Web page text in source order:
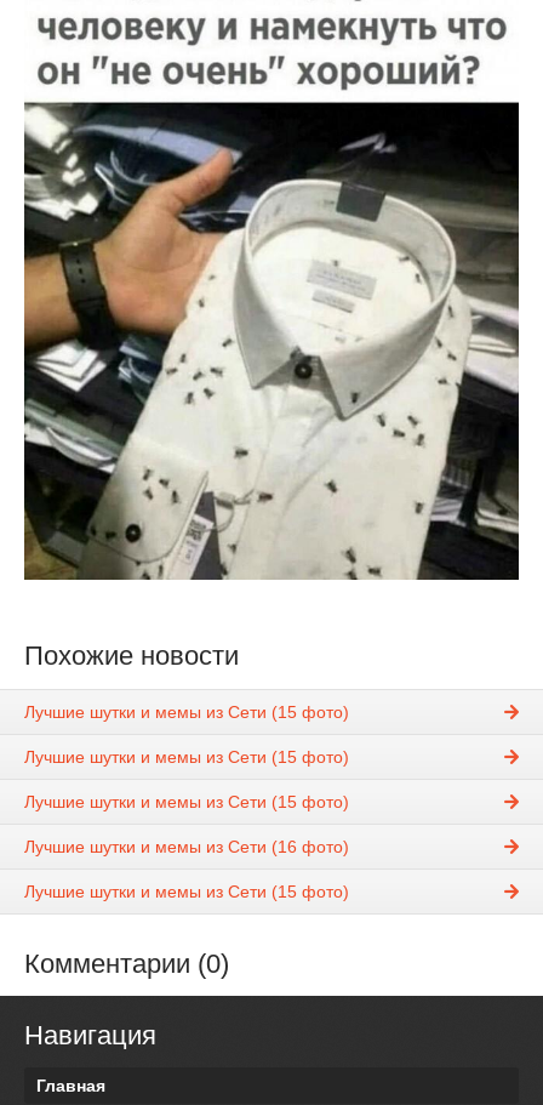
Похожие новости
Лучшие шутки и мемы из Сети (15 фото)
Лучшие шутки и мемы из Сети (15 фото)
Лучшие шутки и мемы из Сети (15 фото)
Лучшие шутки и мемы из Сети (16 фото)
Лучшие шутки и мемы из Сети (15 фото)
Комментарии (0)
Навигация
Главная